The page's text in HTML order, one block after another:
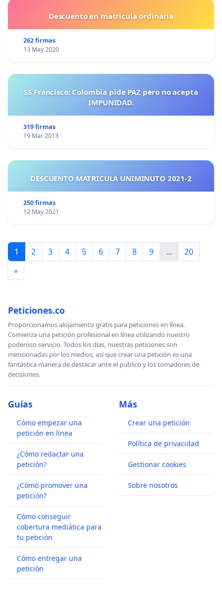
Descuento en matricula ordinaria
262 firmas
13 May 2020
SS Francisco: Colombia pide PAZ pero no acepta
IMPUNIDAD.
319 firmas
19 Mar 2013
DESCUENTO MATRICULA UNIMINUTO 2021-2
250 firmas
12 May 2021
1 2 3 4 5 6 7 8 9 ...
20
»
Peticiones.co
Proporcionamos alojamiento gratis para peticiones en línea.
Comienza una petición profesional en línea utilizando nuestro
poderoso servicio. Todos los días, nuestras peticiones son
mencionadas por los medios, así que crear una petición es una
fantástica manera de destacar ante el publico y los tomadores de
decisiones.
Guías
Cómo empezar una
petición en línea
¿Cómo redactar una
petición?
¿Cómo promover una
petición?
Cómo conseguir
cobertura mediática para
tu petición
Cómo entregar una
petición
Más
Crear una petición
Política de privacidad
Gestionar cookies
Sobre nosotros